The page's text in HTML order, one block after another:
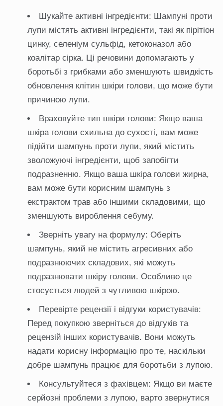
Шукайте активні інгредієнти: Шампуні проти
лупи містять активні інгредієнти, такі як пірітіон
цинку, селеніум сульфід, кетоконазол або
коалітар сірка. Ці речовини допомагають у
боротьбі з грибками або зменшують швидкість
обновлення клітин шкіри голови, що може бути
причиною лупи.
Враховуйте тип шкіри голови: Якщо ваша
шкіра голови схильна до сухості, вам може
підійти шампунь проти лупи, який містить
зволожуючі інгредієнти, щоб запобігти
подразненню. Якщо ваша шкіра голови жирна,
вам може бути корисним шампунь з
екстрактом трав або іншими складовими, що
зменшують вироблення себуму.
Зверніть увагу на формулу: Оберіть
шампунь, який не містить агресивних або
подразнюючих складових, які можуть
подразнювати шкіру голови. Особливо це
стосується людей з чутливою шкірою.
Перевірте рецензії і відгуки користувачів:
Перед покупкою зверніться до відгуків та
рецензій інших користувачів. Вони можуть
надати корисну інформацію про те, наскільки
добре шампунь працює для боротьби з лупою.
Консультуйтеся з фахівцем: Якщо ви маєте
серйозні проблеми з лупою, варто звернутися